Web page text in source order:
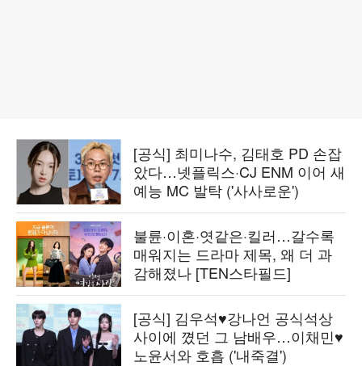
[공식] 최미나수, 김태호 PD 손잡
았다…넷플릭스·CJ ENM 이어 새
예능 MC 발탁 ('사사로운')
불륜·이혼·엿같은·킬러…갈수록
매워지는 드라마 제목, 왜 더 과
감해졌나 [TEN스타필드]
[공식] 김우석♥강나언 공식석상
사이에 꼈던 그 남배우…이채민♥
노윤서와 호흡 ('내죽결')